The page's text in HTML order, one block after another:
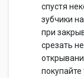
спустя
зубчики
при
срезать